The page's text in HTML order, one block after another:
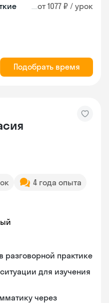
от 1077 ₽ / урок
Подобрать время
4 года опыта
разговорной практике
для изучения
через